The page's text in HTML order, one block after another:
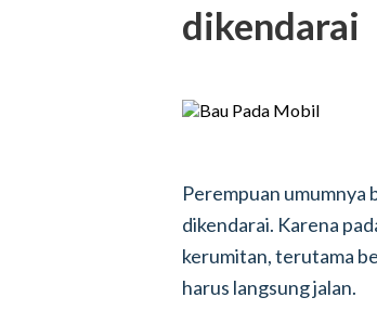
dikendarai
Perempuan umumnya
dikendarai. Karena
kerumitan, terutama
harus langsung jalan.